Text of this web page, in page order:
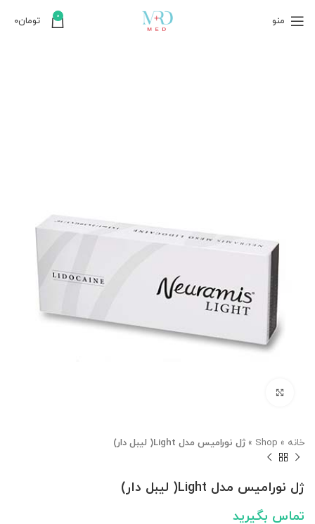
منو 0 تومان۰
خانه »
Shop
» ژل نورامیس مدل Light( لیبل دار)
ژل نورامیس مدل Light( لیبل دار)
تماس بگیرید